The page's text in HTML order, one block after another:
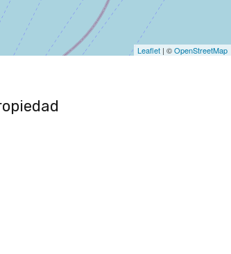
Leaflet | ©OpenStreetMap